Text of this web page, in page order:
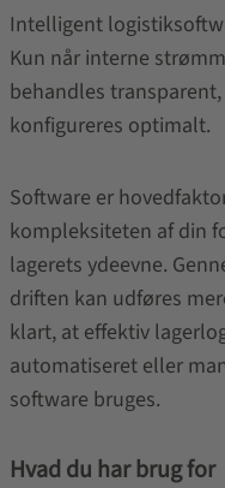
Intelligent
Kun når interne
behandles
konfigureres optimalt.
Software er
kompleksiteten af din
lagerets ydeevne.
driften kan udføres
klart, at effektiv
automatiseret eller
software bruges.
Hvad du har brug for